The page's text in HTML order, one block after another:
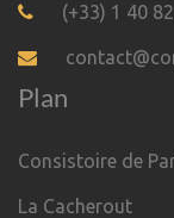
(+33) 1 40
Plan
Consistoire de
La Cacherout